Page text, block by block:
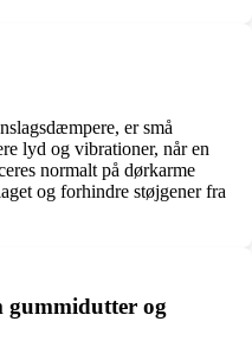
er små
lyd og vibrationer, når en
normalt på dørkarme
og forhindre støjgener fra
gummidutter og